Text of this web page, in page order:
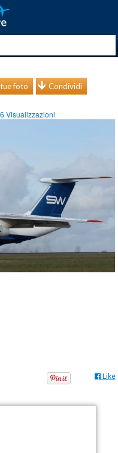
foto Condividi
Visualizzazioni
Like